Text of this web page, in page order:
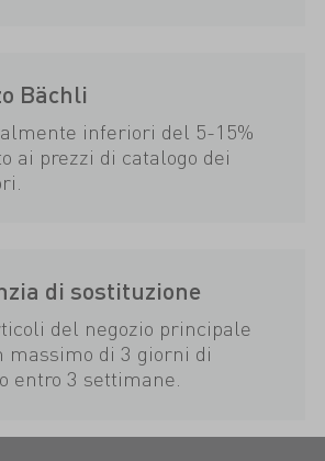
Bächli
inferiori del 5-15%
ai prezzi di catalogo dei
di sostituzione
del negozio principale
massimo di 3 giorni di
entro 3 settimane.